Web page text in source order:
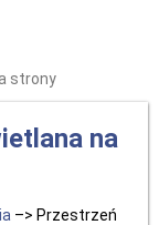
strony
na
–> Przestrzeń